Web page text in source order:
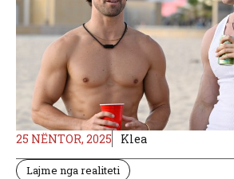
25 NËNTOR, 2025 Klea
Lajme nga realiteti